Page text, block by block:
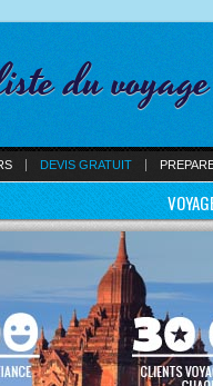
du
DEVIS GRATUIT